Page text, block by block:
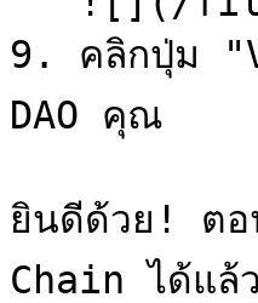
9. คลิกปุ่ม
DAO คุณ
ยินดีด้วย! ตอ
Chain ได้แล้